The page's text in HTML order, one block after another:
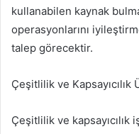
kullanabilen kaynak
operasyonlarını
talep görecektir.
Çeşitlilik ve
Çeşitlilik ve